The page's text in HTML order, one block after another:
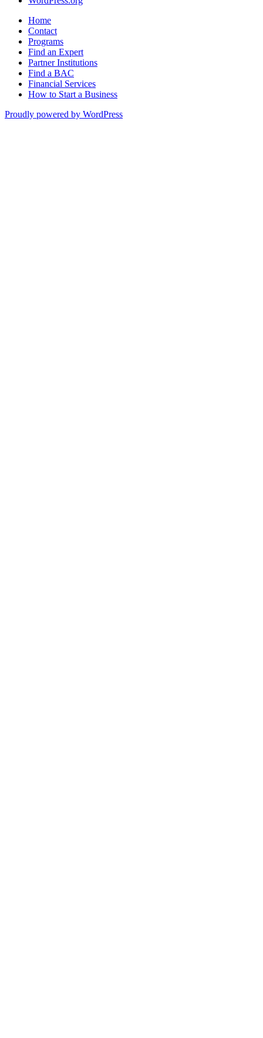
Home
Contact
Programs
Find an Expert
Partner Institutions
Find a BAC
Financial Services
How to Start a Business
Proudly powered by WordPress